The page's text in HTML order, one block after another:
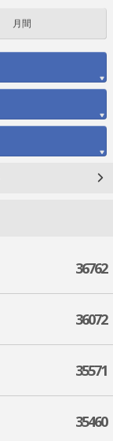
月間
36762
36072
35571
35460